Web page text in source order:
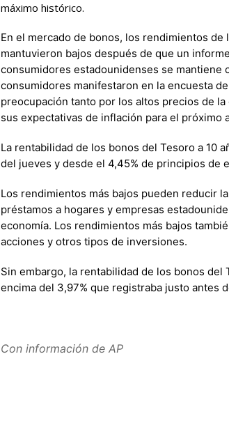
máximo histórico.
En el mercado de bonos, los rendimientos
mantuvieron bajos después de que un
consumidores estadounidenses se mantiene
consumidores manifestaron en la encuesta
preocupación tanto por los altos precios de
sus expectativas de inflación para el próximo
La rentabilidad de los bonos del Tesoro a 10
del jueves y desde el 4,45% de principios de
Los rendimientos más bajos pueden reducir
préstamos a hogares y empresas
economía. Los rendimientos más bajos
acciones y otros tipos de inversiones.
Sin embargo, la rentabilidad de los bonos del
encima del 3,97% que registraba justo antes
Con información de AP